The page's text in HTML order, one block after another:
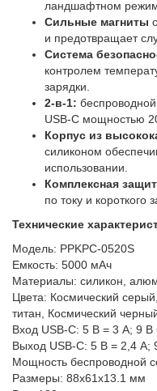
ландшафтном
Сильные магниты
и предотвращает
Система
контролем
зарядки.
2-в-1:
USB-C мощностью
Корпус из
силиконом
использовании.
Комплексная
по току и короткого
Технические
Модель: PPKPC-0520S
Емкость: 5000 мАч
Материалы: силикон,
Цвета: Космический
титан, Космический
Вход USB-C: 5 В = 3 А; 9 В
Выход USB-C: 5 В = 2,4 А;
Мощность беспроводной
Размеры: 88х61х13.1 мм